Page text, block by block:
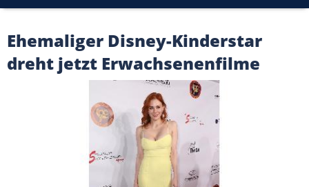
Ehemaliger Disney-Kinderstar
dreht jetzt Erwachsenenfilme